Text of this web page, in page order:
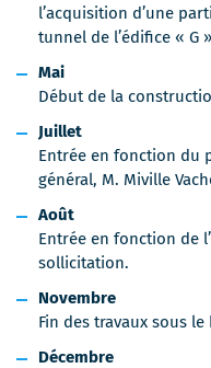
l’acquisition d’une
tunnel de l’édifice « G
Mai
Début de la
Juillet
Entrée en fonction du
général, M. Miville
Août
Entrée en fonction de
sollicitation.
Novembre
Fin des travaux sous
Décembre